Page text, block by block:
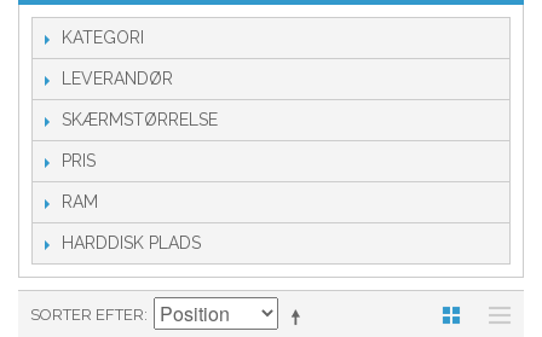
KATEGORI
LEVERANDØR
SKÆRMSTØRRELSE
PRIS
RAM
HARDDISK PLADS
SORTER EFTER